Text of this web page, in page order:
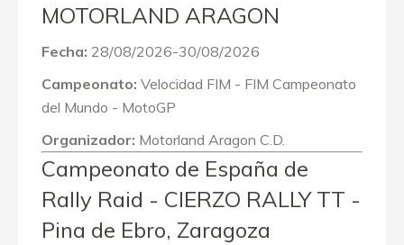
MOTORLAND ARAGON
Fecha: 28/08/2026-30/08/2026
Campeonato: Velocidad FIM - FIM Campeonato
del Mundo - MotoGP
Organizador: Motorland Aragon C.D.
Campeonato de España de
Rally Raid - CIERZO RALLY TT -
Pina de Ebro, Zaragoza